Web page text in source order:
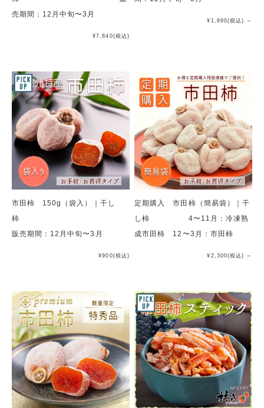
売期間：12月中旬〜3月
¥7,840(税込)
¥1,890(税込) ～
市田柿 150g（袋入）｜干し
柿
販売期間：12月中旬〜3月
¥900(税込)
定期購入 市田柿（簡易袋）｜干
し柿 4〜11月：冷凍熟
成市田柿 12〜3月：市田柿
¥2,300(税込) ～